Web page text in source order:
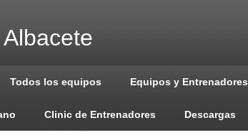
Todos los equipos Equipos y Entrenadores
Clinic de Entrenadores Descargas